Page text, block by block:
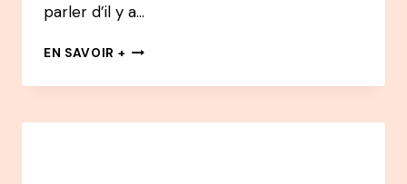
parler d’il y a…
EN SAVOIR + LES
:
3